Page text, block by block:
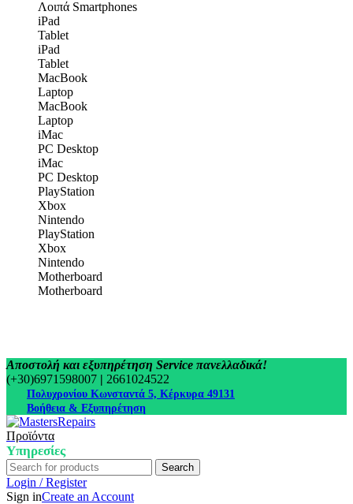
Λοιπά Smartphones
iPad
Tablet
iPad
Tablet
MacBook
Laptop
MacBook
Laptop
iMac
PC Desktop
iMac
PC Desktop
PlayStation
Xbox
Nintendo
PlayStation
Xbox
Nintendo
Motherboard
Motherboard
Αποστολή και εξυπηρέτηση Service πανελλαδικά!
(+30)6971598007 | 2661024522
Πολυχρονίου Κωνσταντά 5, Κέρκυρα 49131
Βοήθεια & Εξυπηρέτηση
Προϊόντα
Υπηρεσίες
Search
Login / Register
Sign inCreate an Account